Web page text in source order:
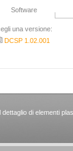
Software
una versione:
DCSP 1.02.001
di elementi